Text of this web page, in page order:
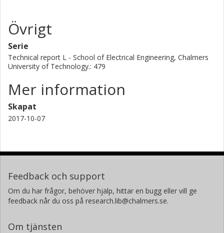
Övrigt
Serie
Technical report L - School of Electrical Engineering, Chalmers
University of Technology.: 479
Mer information
Skapat
2017-10-07
Feedback och support
Om du har frågor, behöver hjälp, hittar en bugg eller vill ge
feedback når du oss på research.lib@chalmers.se.
Om tjänsten